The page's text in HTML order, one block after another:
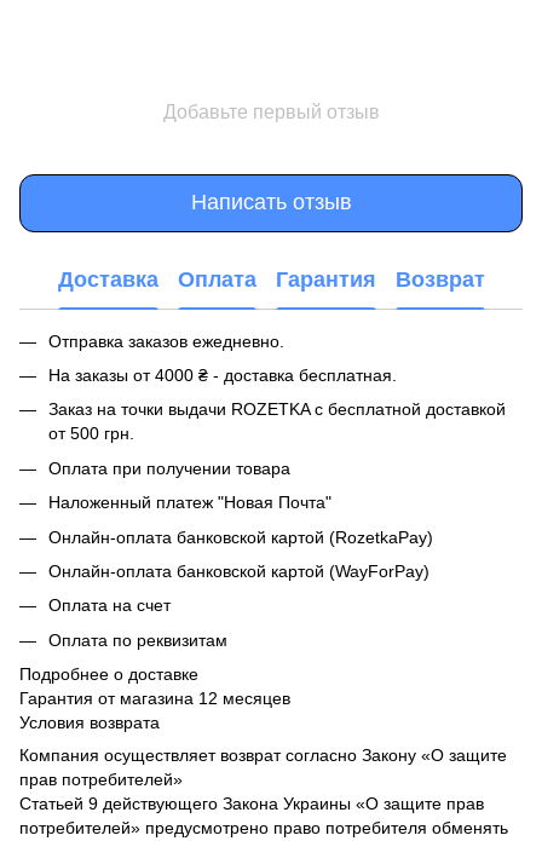
Добавьте первый отзыв
Написать отзыв
Доставка Оплата Гарантия Возврат
Отправка заказов ежедневно.
На заказы от 4000 ₴ - доставка бесплатная.
Заказ на точки выдачи ROZETKA с бесплатной доставкой
от 500 грн.
Оплата при получении товара
Наложенный платеж "Новая Почта"
Онлайн-оплата банковской картой (RozetkaPay)
Онлайн-оплата банковской картой (WayForPay)
Оплата на счет
Оплата по реквизитам
Подробнее о доставке
Гарантия от магазина 12 месяцев
Условия возврата
Компания осуществляет возврат согласно Закону «О защите
прав потребителей»
Статьей 9 действующего Закона Украины «О защите прав
потребителей» предусмотрено право потребителя обменять